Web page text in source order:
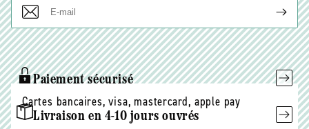
E-
mail
Paiement sécurisé
Cartes bancaires, visa, mastercard, apple pay
Livraison en 4-10 jours ouvrés